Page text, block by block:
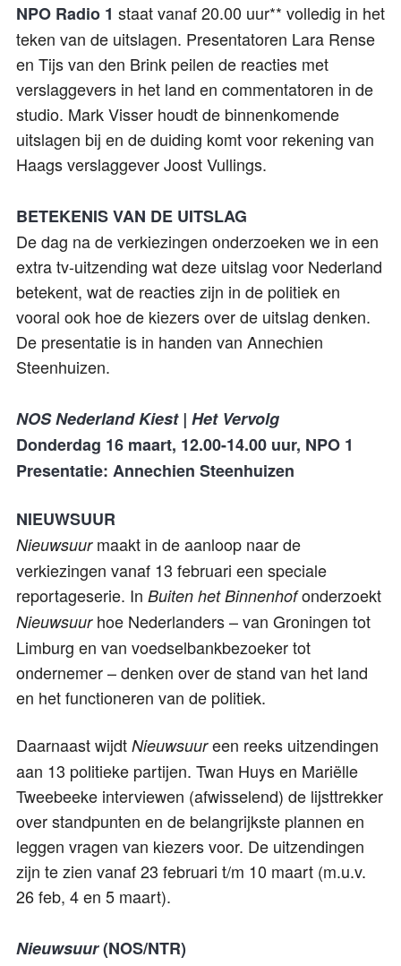
NPO Radio 1 staat vanaf 20.00 uur** volledig in het
teken van de uitslagen. Presentatoren Lara Rense
en Tijs van den Brink peilen de reacties met
verslaggevers in het land en commentatoren in de
studio. Mark Visser houdt de binnenkomende
uitslagen bij en de duiding komt voor rekening van
Haags verslaggever Joost Vullings.
BETEKENIS VAN DE UITSLAG
De dag na de verkiezingen onderzoeken we in een
extra tv-uitzending wat deze uitslag voor Nederland
betekent, wat de reacties zijn in de politiek en
vooral ook hoe de kiezers over de uitslag denken.
De presentatie is in handen van Annechien
Steenhuizen.
NOS Nederland Kiest | Het Vervolg
Donderdag 16 maart, 12.00-14.00 uur, NPO 1
Presentatie: Annechien Steenhuizen
NIEUWSUUR
Nieuwsuur maakt in de aanloop naar de
verkiezingen vanaf 13 februari een speciale
reportageserie. In Buiten het Binnenhofonderzoekt
Nieuwsuurhoe Nederlanders – van Groningen tot
Limburg en van voedselbankbezoeker tot
ondernemer – denken over de stand van het land
en het functioneren van de politiek.
Daarnaast wijdt Nieuwsuureen reeks uitzendingen
aan 13 politieke partijen. Twan Huys en Mariëlle
Tweebeeke interviewen (afwisselend) de lijsttrekker
over standpunten en de belangrijkste plannen en
leggen vragen van kiezers voor. De uitzendingen
zijn te zien vanaf 23 februari t/m 10 maart (m.u.v.
26 feb, 4 en 5 maart).
Nieuwsuur(NOS/NTR)